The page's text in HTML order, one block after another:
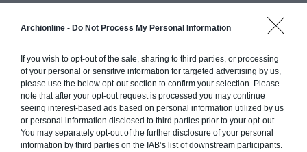
Archionline - Do Not Process My Personal Information
If you wish to opt-out of the sale, sharing to third parties, or processing
of your personal or sensitive information for targeted advertising by us,
please use the below opt-out section to confirm your selection. Please
note that after your opt-out request is processed you may continue
seeing interest-based ads based on personal information utilized by us
or personal information disclosed to third parties prior to your opt-out.
You may separately opt-out of the further disclosure of your personal
information by third parties on the IAB’s list of downstream participants.
soumises à un régime spécifique de responsabilité. Les
professi(...)